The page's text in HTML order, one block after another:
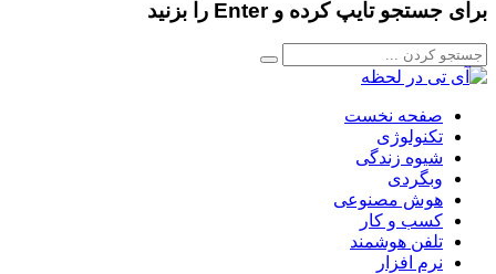
برای جستجو تایپ کرده و Enter را بزنید
صفحه نخست
تکنولوژی
شیوه زندگی
وبگردی
هوش مصنوعی
کسب و کار
تلفن هوشمند
نرم افزار